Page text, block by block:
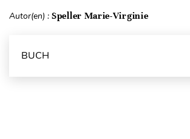
Autor(en) : Speller Marie-Virginie
BUCH